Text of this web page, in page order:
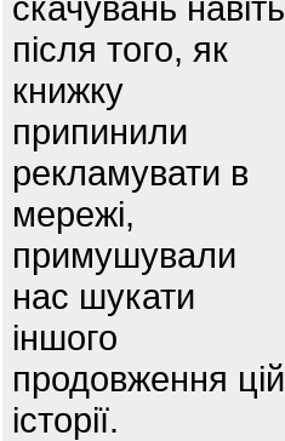
після того, як
книжку
припинили
рекламувати в
мережі,
примушували
нас шукати
іншого
продовження цій
історії.